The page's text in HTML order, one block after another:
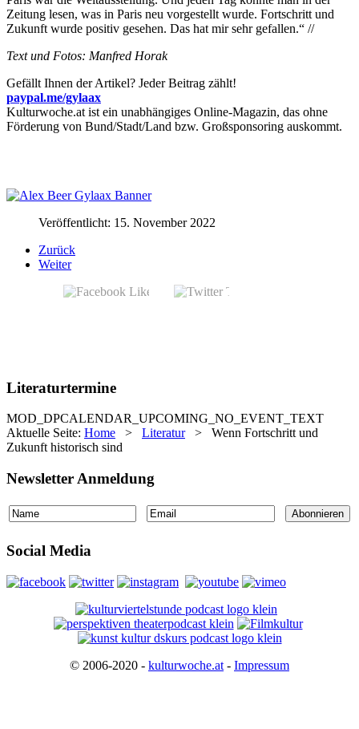
Zeitung lesen, was in Paris neu vorgestellt wurde. Fortschritt und
Zukunft wurde positiv gesehen. Das hat mir sehr gefallen.“ //
Text und Fotos: Manfred Horak
Gefällt Ihnen der Artikel? Jeder Beitrag zählt!
paypal.me/gylaax
Kulturwoche.at ist ein unabhängiges Online-Magazin, das ohne
Förderung von Bund/Stadt/Land bzw. Großsponsoring auskommt.
Veröffentlicht: 15. November 2022
Zurück
Weiter
Literaturtermine
MOD_DPCALENDAR_UPCOMING_NO_EVENT_TEXT
Aktuelle Seite: Home > Literatur > Wenn Fortschritt und
Zukunft historisch sind
Newsletter Anmeldung
Social Media
© 2006-2020 - kulturwoche.at - Impressum